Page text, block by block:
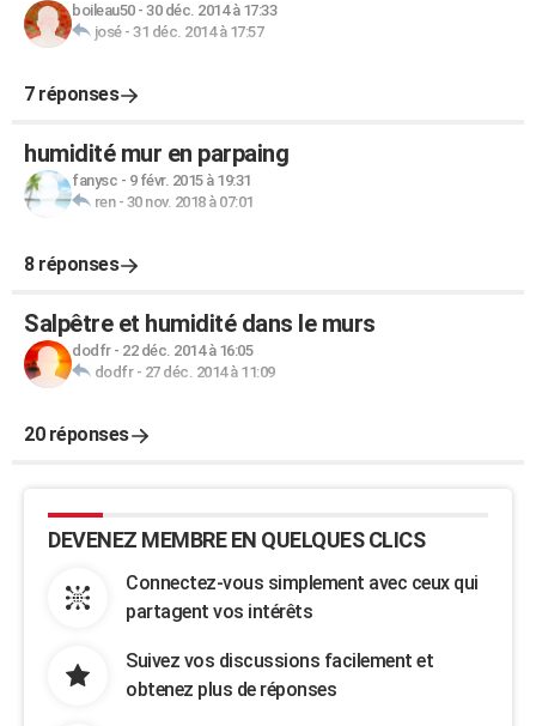
boileau50- 30 déc. 2014 à 17:33
josé- 31 déc. 2014 à 17:57
7 réponses
humidité mur en parpaing
fanysc - 9 févr. 2015 à 19:31
ren- 30 nov. 2018 à 07:01
8 réponses
Salpêtre et humidité dans le murs
dodfr- 22 déc. 2014 à 16:05
dodfr- 27 déc. 2014 à 11:09
20 réponses
DEVENEZ MEMBRE EN QUELQUES CLICS
Connectez-vous simplement avec ceux qui
partagent vos intérêts
Suivez vos discussions facilement et
obtenez plus de réponses